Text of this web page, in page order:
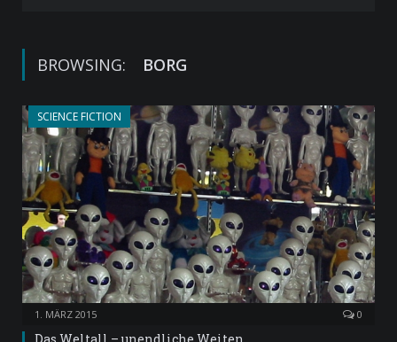
BROWSING: BORG
SCIENCE FICTION
1. MÄRZ 2015 0